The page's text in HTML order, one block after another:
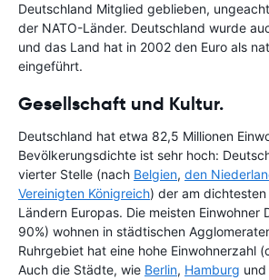
Deutschland Mitglied geblieben,
der NATO-Länder. Deutschland wurde
und das Land hat in 2002 den Euro als
eingeführt.
Gesellschaft und Kultur.
Deutschland hat etwa 82,5 Millionen
Bevölkerungsdichte ist sehr hoch:
vierter Stelle (nach Belgien, den
Vereinigten Königreich) der am
Ländern Europas. Die meisten Einwohner
90%) wohnen in städtischen
Ruhrgebiet hat eine hohe Einwohnerzahl
Auch die Städte, wie Berlin, Hamburg und